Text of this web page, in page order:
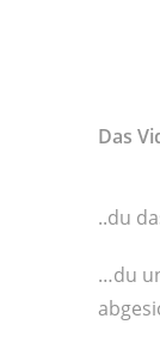
Das
..du
…du